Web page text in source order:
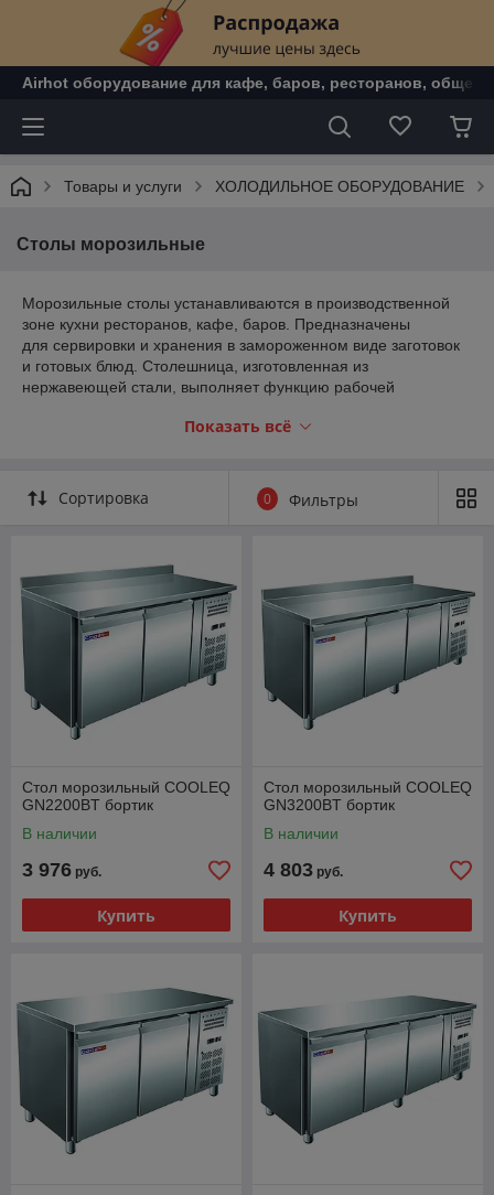
Airhot оборудование для кафе, баров, ресторанов,
Товары и услуги ХОЛОДИЛЬНОЕ ОБОРУДОВАНИЕ
Столы морозильные
Морозильные столы устанавливаются в производственной
зоне кухни ресторанов, кафе, баров. Предназначены
для сервировки и хранения в замороженном виде заготовок
и готовых блюд. Столешница, изготовленная из
нержавеющей стали, выполняет функцию рабочей
морозильного стола может быть с нижним или боковым
Показать всё
Сортировка 0 Фильтры
Стол морозильный COOLEQ
GN2200BT бортик
В наличии
3 976 руб.
Купить
Стол морозильный COOLEQ
GN3200BT бортик
В наличии
4 803 руб.
Купить